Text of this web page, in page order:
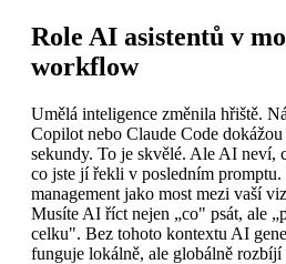
Role AI asistentů v
workflow
Umělá inteligence změnila hřiště.
Copilot nebo Claude Code
sekundy. To je skvělé. Ale AI neví,
co jste jí řekli v posledním
management jako most mezi vaší
Musíte AI říct nejen „co" psát, ale
celku". Bez tohoto kontextu AI
funguje lokálně, ale globálně rozbíjí